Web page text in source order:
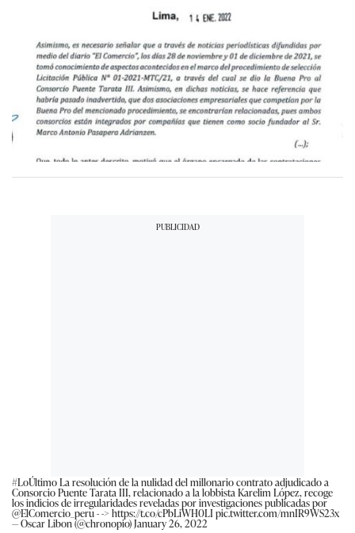
#LoÚltimoLa resolución de la nulidad del millonario contrato adjudicado a
Consorcio Puente Tarata III, relacionado a la lobbista Karelim López, recoge
los indicios de irregularidades reveladas por investigaciones publicadas por
@ElComercio_peru- -> https://t.co/cPbLiWH0LIpic.twitter.com/mnIR9WS23x
— Oscar Libon (@chronopio)January 26, 2022